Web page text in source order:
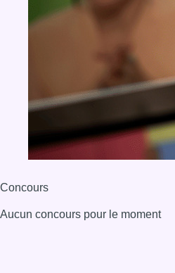
Concours
Aucun concours pour le moment